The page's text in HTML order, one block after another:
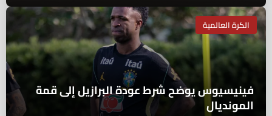
الكرة العالمية
فينيسيوس يوضح شرط عودة البرازيل إلى قمة
المونديال